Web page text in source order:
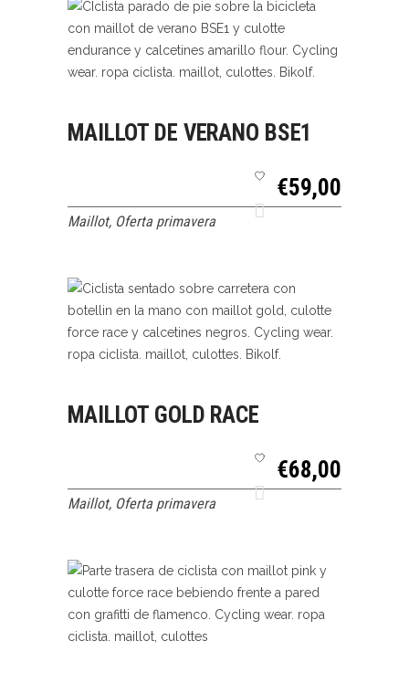
MAILLOT DE VERANO BSE1
€59,00
Maillot, Oferta primavera
MAILLOT GOLD RACE
€68,00
Maillot, Oferta primavera